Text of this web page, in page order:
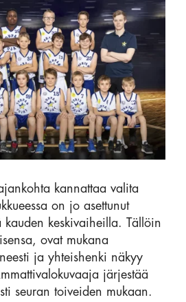
kannattaa valita
on jo asettunut
kauden keskivaiheilla. Tällöin
ovat mukana
ja yhteishenki näkyy
järjestää
seuran toiveiden mukaan.